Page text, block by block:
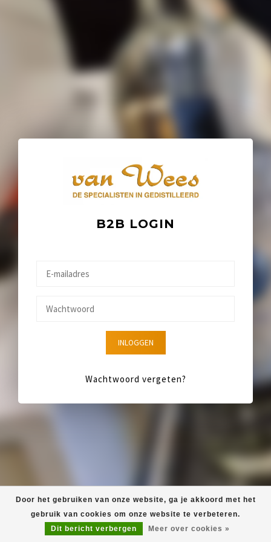
B2B LOGIN
INLOGGEN
Wachtwoord vergeten?
Door het gebruiken van onze website, ga je akkoord met het
gebruik van cookies om onze website te verbeteren.
Dit bericht verbergen
Meer over cookies »